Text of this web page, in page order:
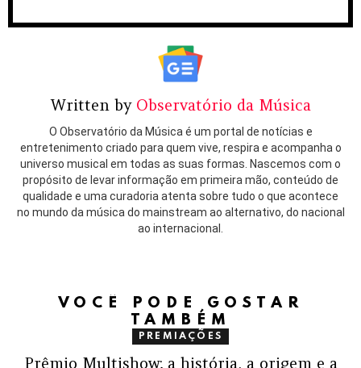
Written by Observatório da Música
O Observatório da Música é um portal de notícias e
entretenimento criado para quem vive, respira e acompanha o
universo musical em todas as suas formas. Nascemos com o
propósito de levar informação em primeira mão, conteúdo de
qualidade e uma curadoria atenta sobre tudo o que acontece
no mundo da música do mainstream ao alternativo, do nacional
ao internacional.
VOCÊ PODE GOSTAR
TAMBÉM
PREMIAÇÕES
Prêmio Multishow: a história, a origem e a